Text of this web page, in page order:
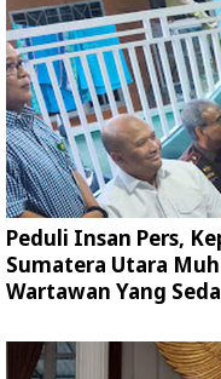
Peduli Insan Pers,
Sumatera Utara
Wartawan Yang